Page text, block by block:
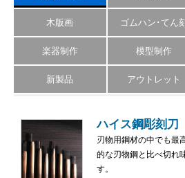
木版画 ゴムハン･てん刻
楽器制作 模型制作
新製品 アウトレット
ハイス鋼彫刻刀
刃物用鋼材の中でも最
的な刃物鋼と比べ切れ
す。